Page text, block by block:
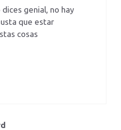
genial, no hay
que estar
cosas